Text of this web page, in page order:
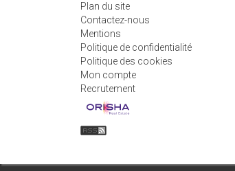
Plan du site
Contactez-nous
Mentions
Politique de confidentialité
Politique des cookies
Mon compte
Recrutement